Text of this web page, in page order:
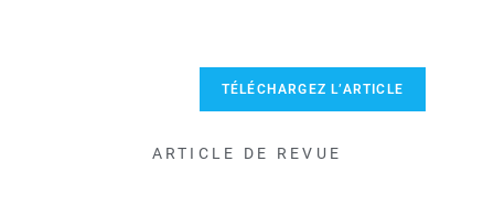
TÉLÉCHARGEZ L’ARTICLE
ARTICLE DE REVUE